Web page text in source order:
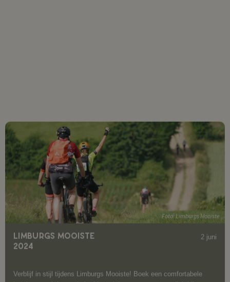
LIMBURGS MOOISTE
2024
2 juni
Verblijf in stijl tijdens Limburgs Mooiste! Boek een comfortabele
hotelovernachting en beleef het wielerevenement van dichtbij.
Geniet van de adrenaline, de prachtige routes en de gezellige sfeer.
Reserveer nu en maak van uw wielerweekend een onvergetelijke
ervaring!
vanaf
€205